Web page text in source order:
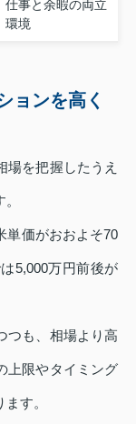
仕事と余暇の両立
環境
ョンを高く
場を把握したうえ
単価がおおよそ70
5,000万円前後が
つも、相場より高
上限やタイミング
す。